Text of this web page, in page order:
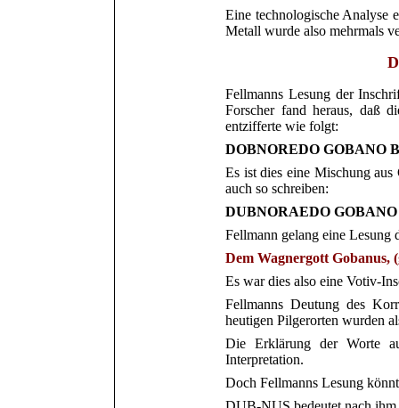
Eine technologische Analyse
Metall wurde also mehrmals
Fellmanns Lesung der
Forscher fand heraus, daß
entzifferte wie folgt:
DOBNOREDO GOBANO
Es ist dies eine Mischung
auch so schreiben:
DUBNORAEDO
Fellmann gelang eine Lesung
Dem Wagnergott Gobanus,
Es war dies also eine Votiv-
Fellmanns Deutung des
heutigen Pilgerorten wurden
Die Erklärung der Worte
Interpretation.
Doch Fellmanns Lesung